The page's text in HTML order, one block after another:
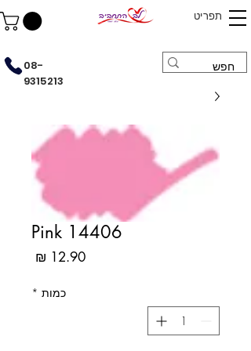
תפריט
08-
9315213
14406 Pink
כמות *